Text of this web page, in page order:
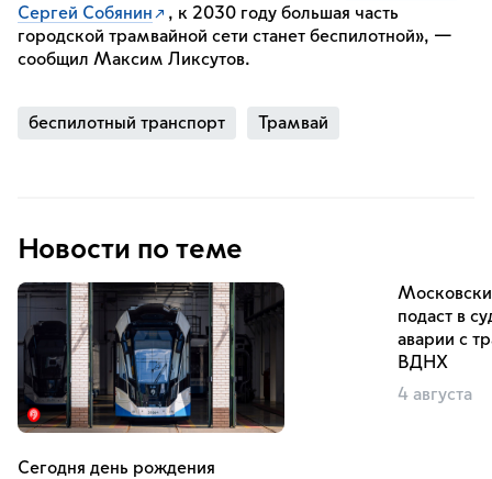
Сергей Собянин
, к 2030 году большая часть
городской трамвайной сети станет беспилотной», —
сообщил Максим Ликсутов.
беспилотный транспорт Трамвай
Новости по теме
Сегодня день рождения
подаст в
аварии с
ВДНХ
4 августа